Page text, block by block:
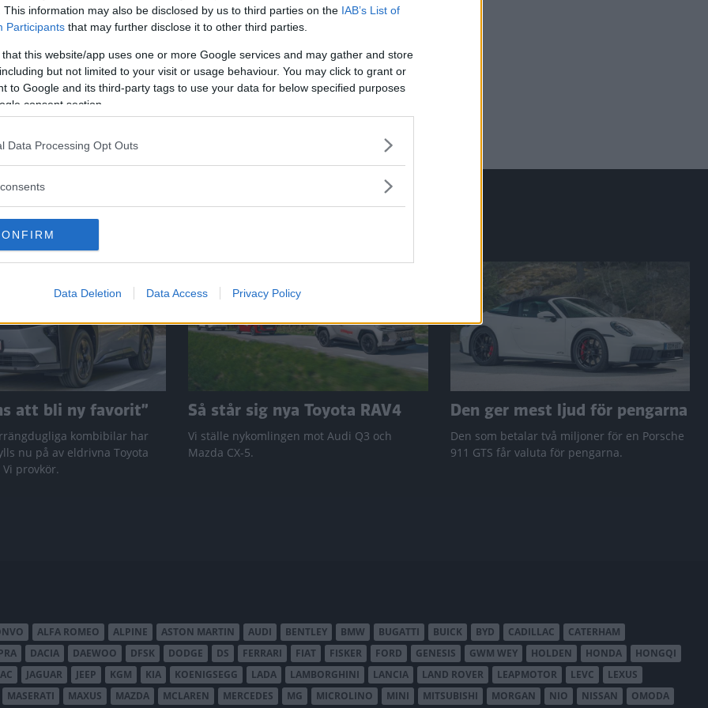
This information may also be disclosed by us to third parties on the IAB’s List of
Participants that may further disclose it to other third parties.
that this website/app uses one or more Google services and may gather and store
but not limited to your visit or usage behaviour. You may click to grant or
to Google and its third-party tags to use your data for below specified purposes
consent section.
Data Processing Opt Outs
Data Deletion Data Access Privacy Policy
Elektroniskt fyrverkeri mot blå instrumentbelysning. Fransk
- vem vinner den matchen?
att bli ny favorit”
kombibilar har
nu på av eldrivna Toyota
provkör.
Så står sig nya Toyota RAV4
Vi ställe nykomlingen mot Audi Q3 och
Mazda CX-5.
Den ger mest ljud för pengarna
Den som betalar två miljoner för en Porsche
911 GTS får valuta för pengarna.
ALFA ROMEO ALPINE ASTON MARTIN AUDI BENTLEY BMW BUGATTI BUICK BYD CADILLAC
CATERHAM
DACIA DAEWOO DFSK DODGE DS FERRARI FIAT FISKER FORD GENESIS GWM WEY HOLDEN HONDA
HONGQI
JAGUAR JEEP KGM KIA KOENIGSEGG LADA LAMBORGHINI LANCIA LAND ROVER LEAPMOTOR LEVC
LEXUS
MASERATI MAXUS MAZDA MCLAREN MERCEDES MG MICROLINO MINI MITSUBISHI MORGAN NIO NISSAN OMODA